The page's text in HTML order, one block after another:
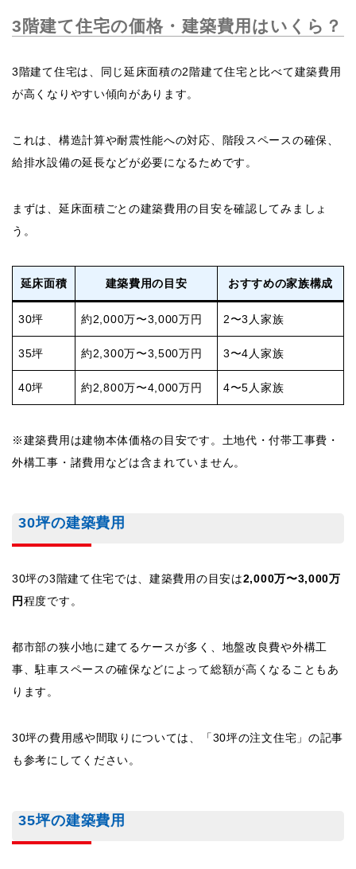
3階建て住宅の価格・建築費用はいくら？
3階建て住宅は、同じ延床面積の2階建て住宅と比べて建築費用
が高くなりやすい傾向があります。
これは、構造計算や耐震性能への対応、階段スペースの確保、
給排水設備の延長などが必要になるためです。
まずは、延床面積ごとの建築費用の目安を確認してみましょ
う。
延床面積 建築費用の目安 おすすめの家族構成
30坪 約2,000万〜3,000万円 2〜3人家族
35坪 約2,300万〜3,500万円 3〜4人家族
40坪 約2,800万〜4,000万円 4〜5人家族
※建築費用は建物本体価格の目安です。土地代・付帯工事費・
外構工事・諸費用などは含まれていません。
30坪の建築費用
30坪の3階建て住宅では、建築費用の目安は2,000万〜3,000万
円程度です。
都市部の狭小地に建てるケースが多く、地盤改良費や外構工
事、駐車スペースの確保などによって総額が高くなることもあ
ります。
30坪の費用感や間取りについては、「30坪の注文住宅」の記事
も参考にしてください。
35坪の建築費用